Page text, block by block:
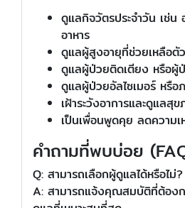
ดูแลกิจวัตรประจำวัน เช่
อาหาร
ดูแลผู้สูงอายุที่ช่วยเหลือตั
ดูแลผู้ป่วยติดเตียง หรือผู้
ดูแลผู้ป่วยอัลไซเมอร์ หรือ
เฝ้าระวังอาการและดูแลสุ
เป็นเพื่อนพูดคุย ลดความเ
คำถามที่พบบ่อย
Q: สามารถเลือกผู้ดูแลได้หรือไม่?
A: สามารถแจ้งคุณสมบัติที่ต้องก